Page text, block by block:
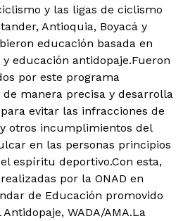
y las ligas de ciclismo
Antioquia, Boyacá y
educación basada en
educación antidopaje.Fueron
por este programa
manera precisa y desarrolla
evitar las infracciones de
otros incumplimientos del
en las personas principios
espíritu deportivo.Con esta,
por la ONAD en
de Educación promovido
WADA/AMA.La